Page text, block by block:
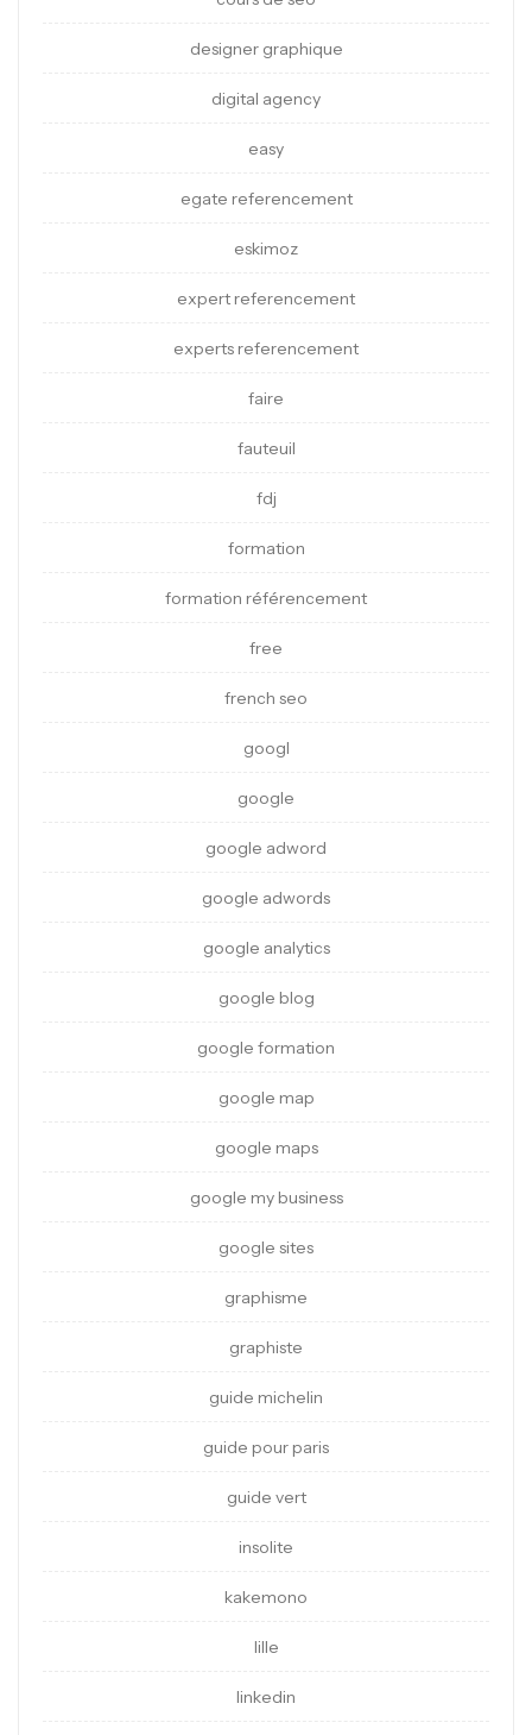
designer graphique
digital agency
easy
egate referencement
eskimoz
expert referencement
experts referencement
faire
fauteuil
fdj
formation
formation référencement
free
french seo
googl
google
google adword
google adwords
google analytics
google blog
google formation
google map
google maps
google my business
google sites
graphisme
graphiste
guide michelin
guide pour paris
guide vert
insolite
kakemono
lille
linkedin